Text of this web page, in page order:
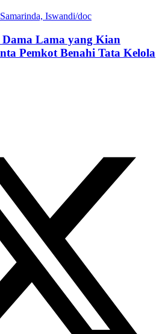
Dama Lama yang Kian
Pemkot Benahi Tata Kelola